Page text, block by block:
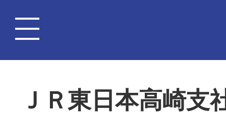
ＪＲ東日本高崎